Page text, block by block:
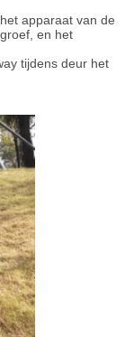
apparaat van de
en het
tijdens deur het